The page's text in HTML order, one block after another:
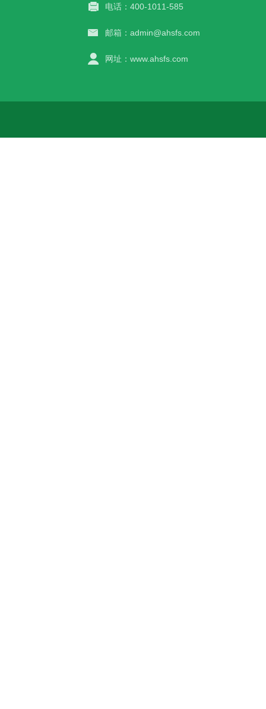
电话：400-1011-585
邮箱：admin@ahsfs.com
网址：www.ahsfs.com